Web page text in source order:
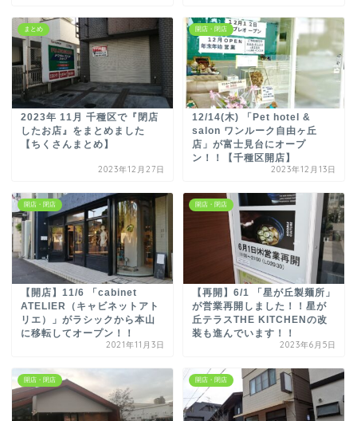
まとめ
2023年 11月 千種区で『閉店
したお店』をまとめました
【ちくさんまとめ】
2023年12月27日
開店・閉店
12/14(木) 「Pet hotel &
salon ワンルーク自由ヶ丘
店」が富士見台にオープ
ン！！【千種区開店】
2023年12月13日
開店・閉店
【開店】11/6 「cabinet
ATELIER（キャビネットアト
リエ）」がラシックから本山
に移転してオープン！！
2021年11月3日
開店・閉店
【再開】6/1 「星が丘製麺所」
が営業再開しました！！星が
丘テラスTHE KITCHENの改
装も進んでいます！！
2023年6月5日
開店・閉店 開店・閉店